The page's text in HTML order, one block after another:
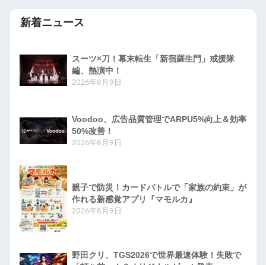
新着ニュース
スーツ×刀！幕末転生「新宿羅生門」戒援隊
編、熱演中！
2026年8月9日
Voodoo、広告品質管理でARPU5%向上＆効率
50%改善！
2026年8月9日
親子で防災！カードバトルで「家族の約束」が
作れる新感覚アプリ『マモルカ』
2026年8月9日
野田クリ、TGS2026で世界最速体験！失敗で